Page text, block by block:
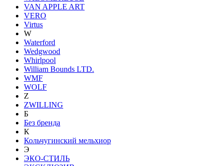
VAN APPLE ART
VERO
Virtus
W
Waterford
Wedgwood
Whirlpool
William Bounds LTD.
WMF
WOLF
Z
ZWILLING
Б
Без бренда
К
Кольчугинский мельхиор
Э
ЭКО-СТИЛЬ